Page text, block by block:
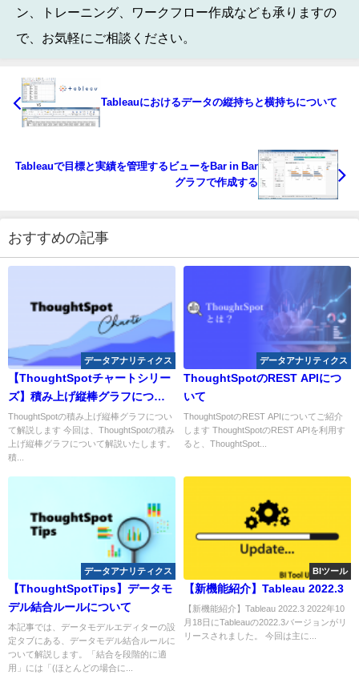
ン、トレーニング、ワークフロー作成なども承りますの
で、お気軽にご相談ください。
Tableauにおけるデータの縦持ちと横持ちについて
Tableauで目標と実績を管理するビューをBar in Bar
グラフで作成する
おすすめの記事
データアナリティクス
【ThoughtSpotチャートシリー
ズ】積み上げ縦棒グラフについ
て
ThoughtSpotの積み上げ縦棒グラフについ
て解説します 今回は、ThoughtSpotの積み
上げ縦棒グラフについて解説いたします。
積...
データアナリティクス
ThoughtSpotのREST APIにつ
いて
ThoughtSpotのREST APIについてご紹介
します ThoughtSpotのREST APIを利用す
ると、ThoughtSpot...
データアナリティクス
【ThoughtSpotTips】データモ
デル結合ルールについて
本記事では、データモデルエディターの設
定タブにある、データモデル結合ルールに
ついて解説します。「結合を段階的に適
用」には「(ほとんどの場合に...
BIツール
【新機能紹介】Tableau 2022.3
【新機能紹介】Tableau 2022.3 2022年10
月18日にTableauの2022.3バージョンがリ
リースされました。 今回は主に...